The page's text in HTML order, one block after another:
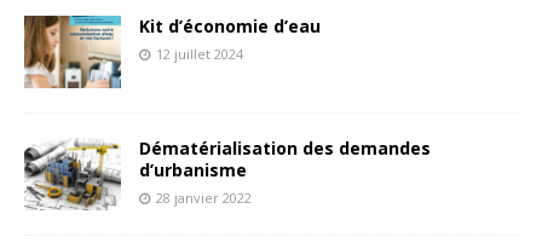
Kit d’économie d’eau
12 juillet 2024
Dématérialisation des demandes
d’urbanisme
28 janvier 2022